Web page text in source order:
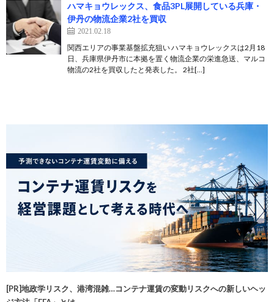
ハマキョウレックス、食品3PL展開している兵庫・
伊丹の物流企業2社を買収
2021.02.18
関西エリアの事業基盤拡充狙い ハマキョウレックスは2月18
日、兵庫県伊丹市に本拠を置く物流企業の栄進急送、マルコ
物流の2社を買収したと発表した。 2社[…]
[PR]地政学リスク、港湾混雑…コンテナ運賃の変動リスクへの新しいヘッ